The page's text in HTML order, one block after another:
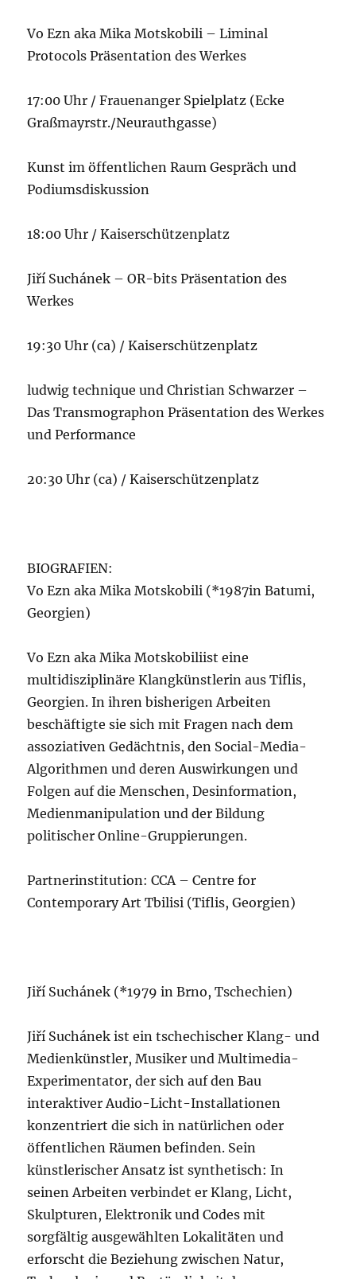
Vo Ezn aka Mika Motskobili – Liminal
Protocols Präsentation des Werkes
17:00 Uhr / Frauenanger Spielplatz (Ecke
Graßmayrstr./Neurauthgasse)
Kunst im öffentlichen Raum Gespräch und
Podiumsdiskussion
18:00 Uhr / Kaiserschützenplatz
Jiří Suchánek – OR-bits Präsentation des
Werkes
19:30 Uhr (ca) / Kaiserschützenplatz
ludwig technique und Christian Schwarzer –
Das Transmographon Präsentation des Werkes
und Performance
20:30 Uhr (ca) / Kaiserschützenplatz
BIOGRAFIEN:
Vo Ezn aka Mika Motskobili (*1987in Batumi,
Georgien)
Vo Ezn aka Mika Motskobiliist eine
multidisziplinäre Klangkünstlerin aus Tiflis,
Georgien. In ihren bisherigen Arbeiten
beschäftigte sie sich mit Fragen nach dem
assoziativen Gedächtnis, den Social-Media-
Algorithmen und deren Auswirkungen und
Folgen auf die Menschen, Desinformation,
Medienmanipulation und der Bildung
politischer Online-Gruppierungen.
Partnerinstitution: CCA – Centre for
Contemporary Art Tbilisi (Tiflis, Georgien)
Jiří Suchánek (*1979 in Brno, Tschechien)
Jiří Suchánek ist ein tschechischer Klang- und
Medienkünstler, Musiker und Multimedia-
Experimentator, der sich auf den Bau
interaktiver Audio-Licht-Installationen
konzentriert die sich in natürlichen oder
öffentlichen Räumen befinden. Sein
künstlerischer Ansatz ist synthetisch: In
seinen Arbeiten verbindet er Klang, Licht,
Skulpturen, Elektronik und Codes mit
sorgfältig ausgewählten Lokalitäten und
erforscht die Beziehung zwischen Natur,